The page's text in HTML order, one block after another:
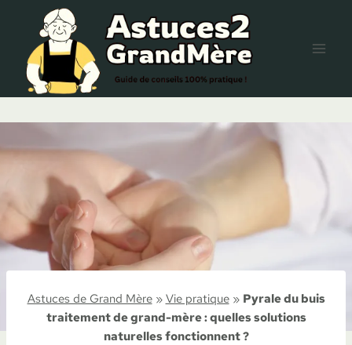
contenu
Astuces de Grand Mère»Vie pratique» Pyrale du buis
traitement de grand-mère : quelles solutions
naturelles fonctionnent ?